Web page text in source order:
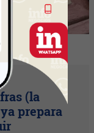
(la
prepara